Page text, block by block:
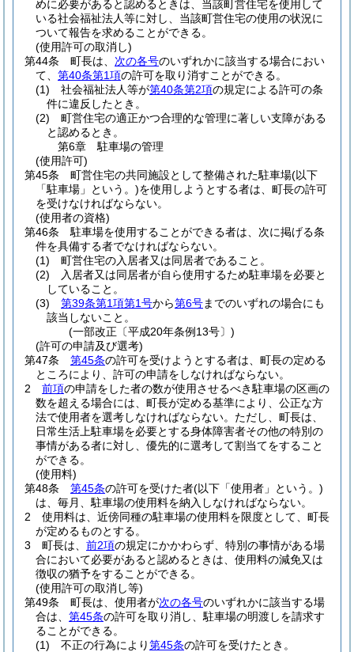
めに必要があると認めるときは、当該町営住宅を使用して
いる社会福祉法人等に対し、当該町営住宅の使用の状況に
ついて報告を求めることができる。
(使用許可の取消し)
第44条
町長は、 次の各号のいずれかに該当する場合におい
て、 第40条第1項の許可を取り消すことができる。
(1)
社会福祉法人等が第40条第2項の規定による許可の条
件に違反したとき。
(2)
町営住宅の適正かつ合理的な管理に著しい支障がある
と認めるとき。
第6章
駐車場の管理
(使用許可)
第45条
町営住宅の共同施設として整備された駐車場(以下
「駐車場」という。)を使用しようとする者は、町長の許可
を受けなければならない。
(使用者の資格)
第46条
駐車場を使用することができる者は、次に掲げる条
件を具備する者でなければならない。
(1)
町営住宅の入居者又は同居者であること。
(2)
入居者又は同居者が自ら使用するため駐車場を必要と
していること。
(3)
第39条第1項第1号から第6号までのいずれの場合にも
該当しないこと。
(一部改正〔平成20年条例13号〕)
(許可の申請及び選考)
第47条
第45条の許可を受けようとする者は、町長の定める
ところにより、許可の申請をしなければならない。
2
前項の申請をした者の数が使用させるべき駐車場の区画の
数を超える場合には、町長が定める基準により、公正な方
法で使用者を選考しなければならない。 ただし、町長は、
日常生活上駐車場を必要とする身体障害者その他の特別の
事情がある者に対し、優先的に選考して割当てをすること
ができる。
(使用料)
第48条
第45条の許可を受けた者(以下「使用者」という。)
は、毎月、駐車場の使用料を納入しなければならない。
2
使用料は、近傍同種の駐車場の使用料を限度として、町長
が定めるものとする。
3
町長は、 前2項の規定にかかわらず、特別の事情がある場
合において必要があると認めるときは、使用料の減免又は
徴収の猶予をすることができる。
(使用許可の取消し等)
第49条
町長は、使用者が次の各号のいずれかに該当する場
合は、 第45条の許可を取り消し、駐車場の明渡しを請求す
ることができる。
(1)
不正の行為により第45条の許可を受けたとき。